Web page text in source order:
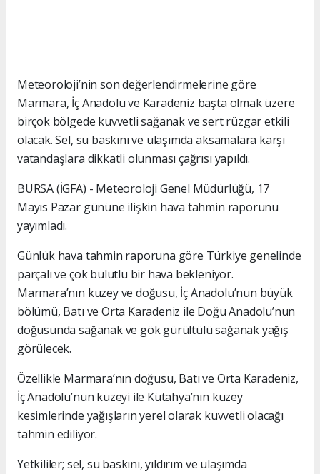
Meteoroloji’nin son değerlendirmelerine göre
Marmara, İç Anadolu ve Karadeniz başta olmak üzere
birçok bölgede kuvvetli sağanak ve sert rüzgar etkili
olacak. Sel, su baskını ve ulaşımda aksamalara karşı
vatandaşlara dikkatli olunması çağrısı yapıldı.
BURSA (İGFA) - Meteoroloji Genel Müdürlüğü, 17
Mayıs Pazar gününe ilişkin hava tahmin raporunu
yayımladı.
Günlük hava tahmin raporuna göre Türkiye genelinde
parçalı ve çok bulutlu bir hava bekleniyor.
Marmara’nın kuzey ve doğusu, İç Anadolu’nun büyük
bölümü, Batı ve Orta Karadeniz ile Doğu Anadolu’nun
doğusunda sağanak ve gök gürültülü sağanak yağış
görülecek.
Özellikle Marmara’nın doğusu, Batı ve Orta Karadeniz,
İç Anadolu’nun kuzeyi ile Kütahya’nın kuzey
kesimlerinde yağışların yerel olarak kuvvetli olacağı
tahmin ediliyor.
Yetkililer; sel, su baskını, yıldırım ve ulaşımda